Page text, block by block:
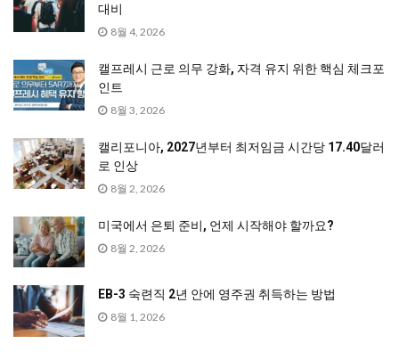
대비
8월 4, 2026
캘프레시 근로 의무 강화, 자격 유지 위한 핵심 체크포
인트
8월 3, 2026
캘리포니아, 2027년부터 최저임금 시간당 17.40달러
로 인상
8월 2, 2026
미국에서 은퇴 준비, 언제 시작해야 할까요?
8월 2, 2026
EB-3 숙련직 2년 안에 영주권 취득하는 방법
8월 1, 2026